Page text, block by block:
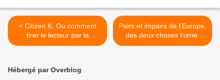
< Citizen K. Ou comment
tirer le lecteur par la
manchette
Pairs et impairs de l’Europe,
des deux choses l’urne.
Votez UMP le 25 mai. >
Hébergé par Overblog